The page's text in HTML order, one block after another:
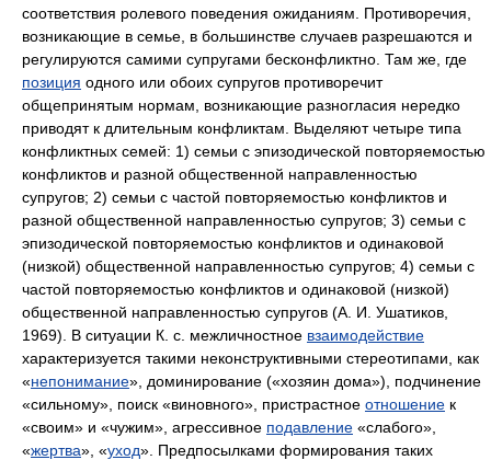
соответствия ролевого поведения ожиданиям. Противоречия,
возникающие в семье, в большинстве случаев разрешаются и
регулируются самими супругами бесконфликтно. Там же, где
позиция одного или обоих супругов противоречит
общепринятым нормам, возникающие разногласия нередко
приводят к длительным конфликтам. Выделяют четыре типа
конфликтных семей: 1) семьи с эпизодической повторяемостью
конфликтов и разной общественной направленностью
супругов; 2) семьи с частой повторяемостью конфликтов и
разной общественной направленностью супругов; 3) семьи с
эпизодической повторяемостью конфликтов и одинаковой
(низкой) общественной направленностью супругов; 4) семьи с
частой повторяемостью конфликтов и одинаковой (низкой)
общественной направленностью супругов (А. И. Ушатиков,
1969). В ситуации К. с. межличностное взаимодействие
характеризуется такими неконструктивными стереотипами, как
«непонимание», доминирование («хозяин дома»), подчинение
«сильному», поиск «виновного», пристрастное отношение к
«своим» и «чужим», агрессивное подавление «слабого»,
«жертва», «уход». Предпосылками формирования таких